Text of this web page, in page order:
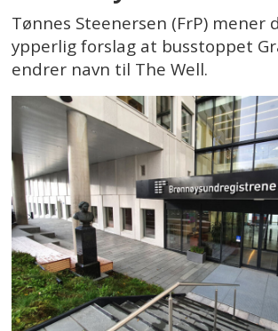
Tønnes Steenersen (FrP) mener
ypperlig forslag at busstoppet
endrer navn til The Well.